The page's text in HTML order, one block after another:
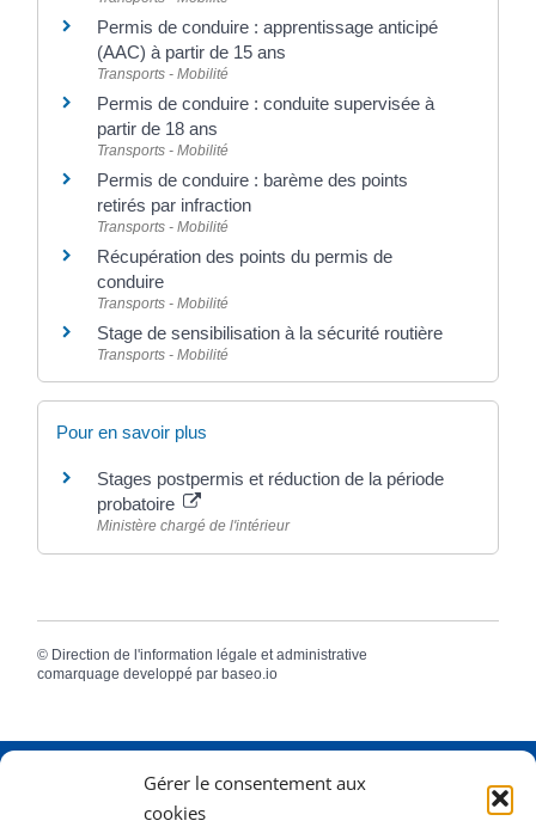
Gérer le consentement aux
cookies
Permis de conduire : apprentissage anticipé
(AAC) à partir de 15 ans
Transports - Mobilité
Permis de conduire : conduite supervisée à
partir de 18 ans
Transports - Mobilité
Permis de conduire : barème des points
retirés par infraction
Transports - Mobilité
Récupération des points du permis de
conduire
Transports - Mobilité
Stage de sensibilisation à la sécurité routière
Transports - Mobilité
Pour en savoir plus
Stages postpermis et réduction de la période
probatoire
Ministère chargé de l'intérieur
© Direction de l'information légale et administrative
comarquage developpé par baseo.io
2 Rue Dame Pernette